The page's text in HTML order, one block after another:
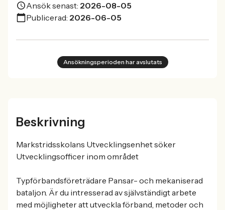
Ansök senast: 2026-08-05
Publicerad: 2026-06-05
Ansökningsperioden har avslutats
Beskrivning
Markstridsskolans Utvecklingsenhet söker
Utvecklingsofficer inom området
Typförbandsföreträdare Pansar- och mekaniserad
bataljon. Är du intresserad av självständigt arbete
med möjligheter att utveckla förband, metoder och